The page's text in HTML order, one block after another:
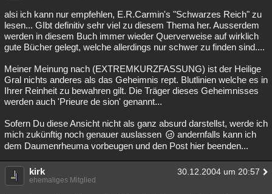
alsi ich kann nur empfehlen, E.R.Carmin's "Schwarzes Reich" zu
lesen... GIbt definitiv sehr viel zu diesem Thema her. Ausserdem
werden in diesem Buch immer wieder Querverweise auf wirklich
gute Bücher gelegt, welche allerdings nur schwer zu finden sind....
Meiner Meinung nach (EXTREMKURZFASSUNG) ist der Heilige
Gral nichts anderes als das Geheimnis rept. Blutlinien welche es in
Ihrer Reinheit zu bewahren gilt. Die Träger dieses Geheimnisses
werden auch 'Prieure de sion' genannt...
Sofern Du diese Ansicht nicht als ganz absurd darstellst, werde ich
mich zukünftig noch genauer auslassen
andernfalls kann ich
dem Daumenrheuma vorbeugen und den Post hier beenden...
kirk 30.12.2004 um 20:57
ehemaliges Mitglied